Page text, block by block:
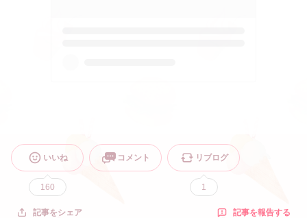
いいね
160
コメント リブログ
1
記事をシェア 記事を報告する